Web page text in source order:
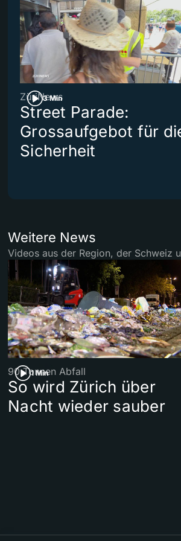
3 Min
ZüriNews
Street Parade:
Grossaufgebot für
Sicherheit
Weitere News
Videos aus der Region, der Schweiz
1 Min
90 Tonnen Abfall
So wird Zürich über
Nacht wieder sauber